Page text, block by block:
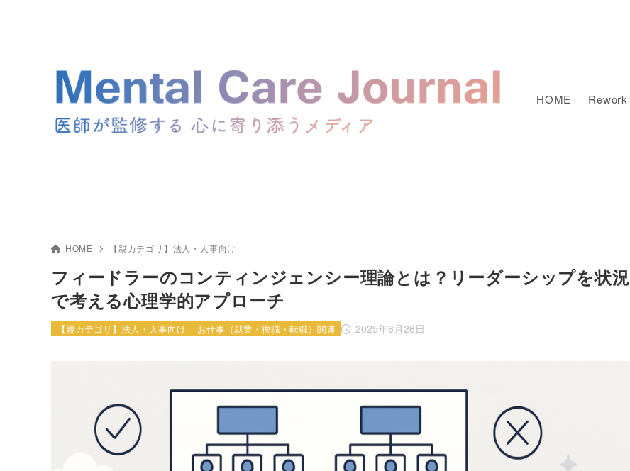
HOME Rework
HOME 【親カテゴリ】法人・人事向け
フィードラーのコンティンジェンシー理論とは？リーダーシップを状況
で考える心理学的アプローチ
2025年6月26日
【親カテゴリ】法人・人事向け お仕事（就業・復職・転職）関連